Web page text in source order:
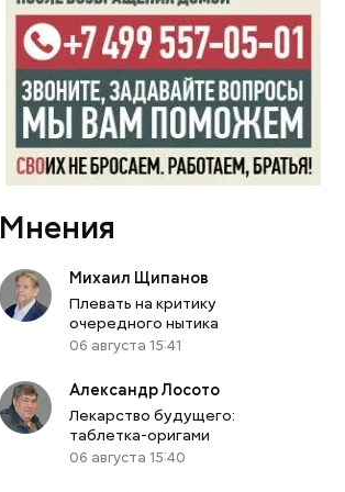
Мнения
Михаил Щипанов
Плевать на критику
очередного нытика
06 августа 15:41
Александр Лосото
Лекарство будущего:
таблетка-оригами
06 августа 15:40